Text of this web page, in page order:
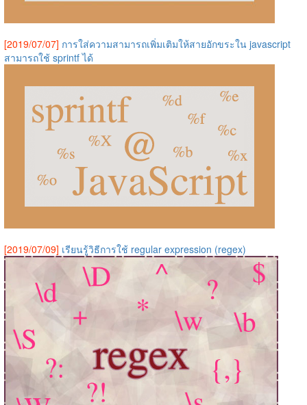
[2019/07/07] การใส่ความสามารถเพิ่มเติมให้สายอักขระใน javascript
สามารถใช้ sprintf ได้
[2019/07/09] เรียนรู้วิธีการใช้ regular expression (regex)